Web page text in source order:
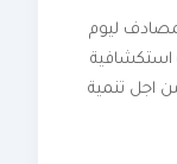
ليوم
استكشافية
اجل تنمية